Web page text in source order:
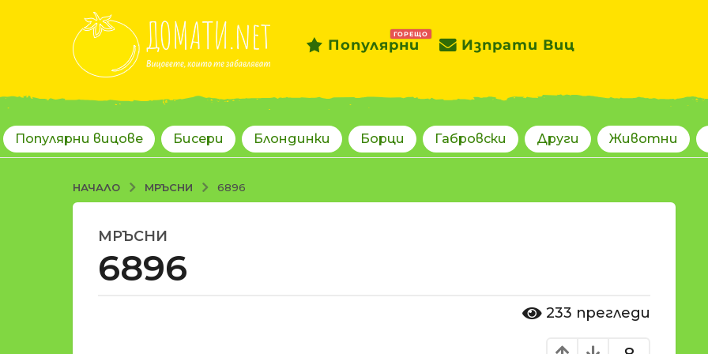
Популярни
ГОРЕЩО
Изпрати Виц
Популярни вицове Бисери Блондинки Борци Габровски Други Животни
НАЧАЛО МРЪСНИ 6896
1
8
г
МРЪСНИ
6896
233 прегледи